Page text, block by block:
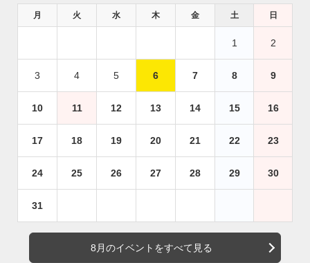
月 火 水 木 金 土 日
1 2
3 4 5 6 7 8 9
10 11 12 13 14 15 16
17 18 19 20 21 22 23
24 25 26 27 28 29 30
31
8月のイベントをすべて見る